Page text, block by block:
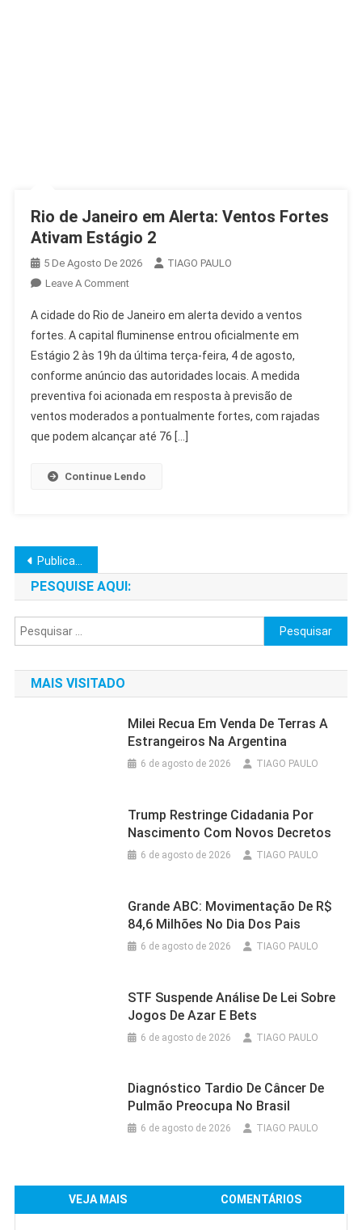
Rio de Janeiro em Alerta: Ventos Fortes
Ativam Estágio 2
5 De Agosto De 2026
TIAGO PAULO
Leave A CommentOn
De
Janeiro
Em
Alerta:
Ventos
Fortes
Ativam
A cidade do Rio de Janeiro em alerta devido a ventos
fortes. A capital fluminense entrou oficialmente em
Estágio 2 às 19h da última terça-feira, 4 de agosto,
conforme anúncio das autoridades locais. A medida
preventiva foi acionada em resposta à previsão de
ventos moderados a pontualmente fortes, com rajadas
que podem alcançar até 76 […]
Continue Lendo
Navegação
por
posts
Publicações mais antigas
PESQUISE AQUI:
Pesquisar
por:
MAIS VISITADO
Milei Recua Em Venda De Terras A
Estrangeiros Na Argentina
6 de agosto de 2026 TIAGO PAULO
Trump Restringe Cidadania Por
Nascimento Com Novos Decretos
6 de agosto de 2026 TIAGO PAULO
Grande ABC: Movimentação De R$
84,6 Milhões No Dia Dos Pais
6 de agosto de 2026 TIAGO PAULO
STF Suspende Análise De Lei Sobre
Jogos De Azar E Bets
6 de agosto de 2026 TIAGO PAULO
Diagnóstico Tardio De Câncer De
Pulmão Preocupa No Brasil
6 de agosto de 2026 TIAGO PAULO
VEJA MAIS COMENTÁRIOS